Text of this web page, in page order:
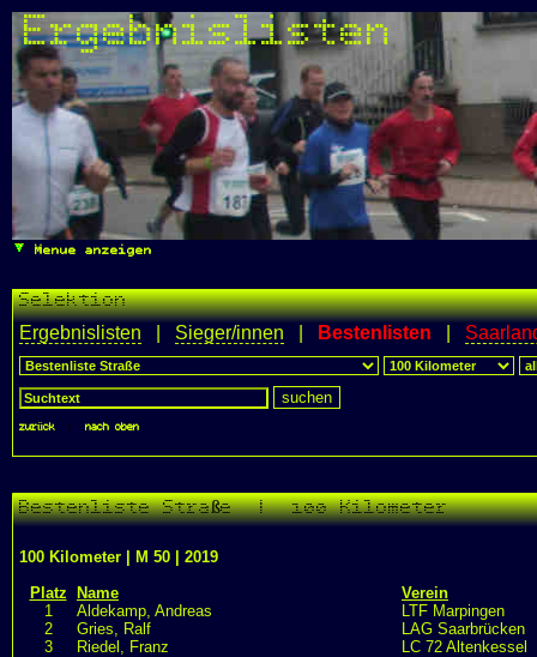
Ergebnislisten
Menue anzeigen
Selektion
Ergebnislisten Sieger/innen Bestenlisten
zurück nach oben
Bestenliste Straße | 100 Kilometer
100 Kilometer | M 50 | 2019
Platz
Name
Verein
1
Aldekamp, Andreas
LTF Marpingen
2
Gries, Ralf
LAG Saarbrücken
3
Riedel, Franz LC 72 Altenkessel